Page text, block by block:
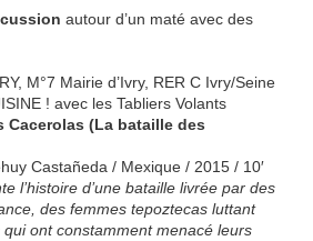
autour d’un maté avec des
M°7 Mairie d’Ivry, RER C Ivry/Seine
! avec les Tabliers Volants
Cacerolas (La bataille des
Castañeda / Mexique / 2015 / 10′
l’histoire d’une bataille livrée par des
des femmes tepoztecas luttant
ont constamment menacé leurs